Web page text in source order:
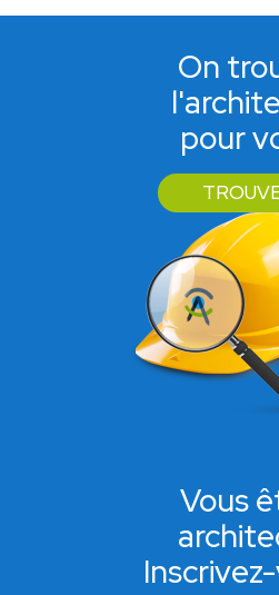
On
pour
Vous